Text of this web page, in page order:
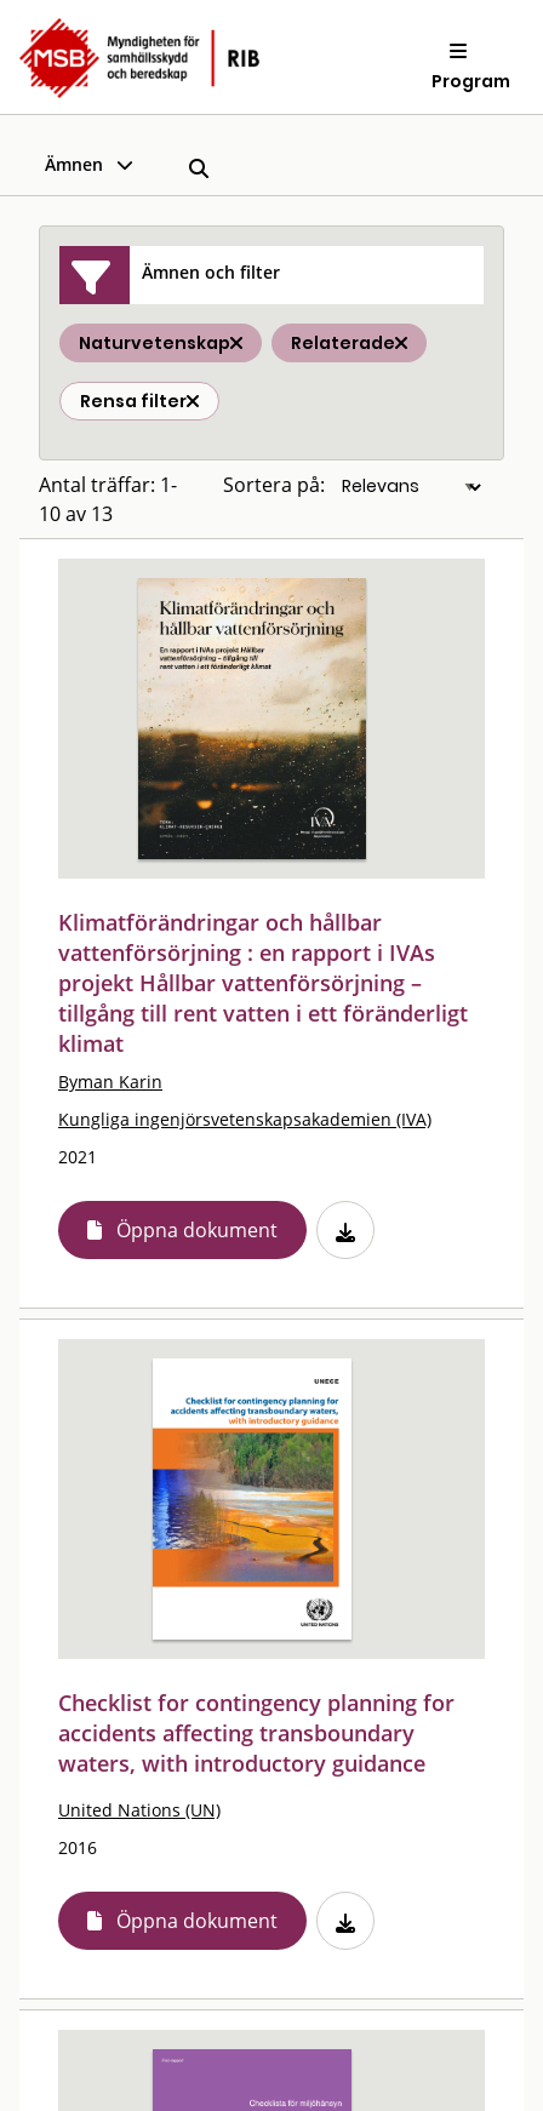
Program
Ämnen
Ämnen och filter
Naturvetenskap Relaterade
Rensa filter
Antal träffar: 1-
10 av 13
Sortera på:
Klimatförändringar och hållbar
vattenförsörjning : en rapport i IVAs
projekt Hållbar vattenförsörjning –
tillgång till rent vatten i ett föränderligt
klimat
Byman Karin
Kungliga ingenjörsvetenskapsakademien (IVA)
2021
Öppna dokument
Checklist for contingency planning for
accidents affecting transboundary
waters, with introductory guidance
United Nations (UN)
2016
Öppna dokument